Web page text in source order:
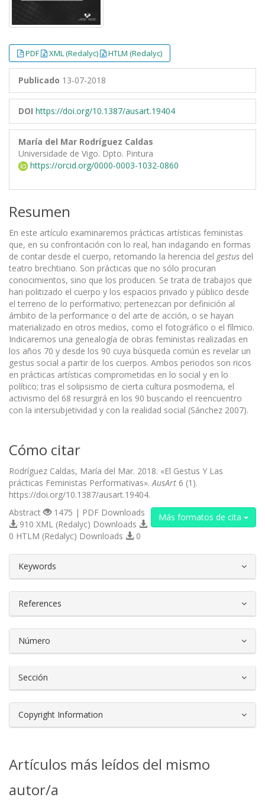
PDF XML (Redalyc) HTLM (Redalyc)
Publicado 13-07-2018
DOI https://doi.org/10.1387/ausart.19404
María del Mar Rodríguez Caldas
Universidade de Vigo. Dpto. Pintura
https://orcid.org/0000-0003-1032-0860
Resumen
En este artículo examinaremos prácticas artísticas feministas
que, en su confrontación con lo real, han indagando en formas
de contar desde el cuerpo, retomando la herencia del gestus del
teatro brechtiano. Son prácticas que no sólo procuran
conocimientos, sino que los producen. Se trata de trabajos que
han politizado el cuerpo y los espacios privado y público desde
el terreno de lo performativo; pertenezcan por definición al
ámbito de la performance o del arte de acción, o se hayan
materializado en otros medios, como el fotográfico o el fílmico.
Indicaremos una genealogía de obras feministas realizadas en
los años 70 y desde los 90 cuya búsqueda común es revelar un
gestus social a partir de los cuerpos. Ambos periodos son ricos
en prácticas artísticas comprometidas en lo social y en lo
político; tras el solipsismo de cierta cultura posmoderna, el
activismo del 68 resurgirá en los 90 buscando el reencuentro
con la intersubjetividad y con la realidad social (Sánchez 2007).
Cómo citar
Rodríguez Caldas, María del Mar. 2018. «El Gestus Y Las
prácticas Feministas Performativas». AusArt 6 (1).
https://doi.org/10.1387/ausart.19404.
Más formatos de cita
Abstract
1475 | PDF Downloads
910 XML (Redalyc) Downloads
0 HTLM (Redalyc) Downloads
0
Keywords
References
Número
Sección
Copyright Information
Artículos más leídos del mismo
autor/a